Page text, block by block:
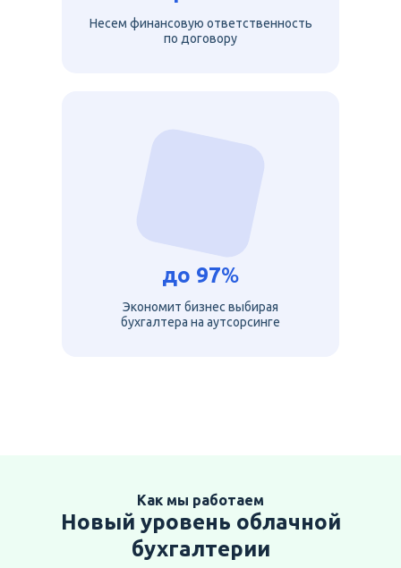
Несем финансовую ответственность
по договору
до 97%
Экономит бизнес выбирая
бухгалтера на аутсорсинге
Как мы работаем
Новый уровень облачной
бухгалтерии